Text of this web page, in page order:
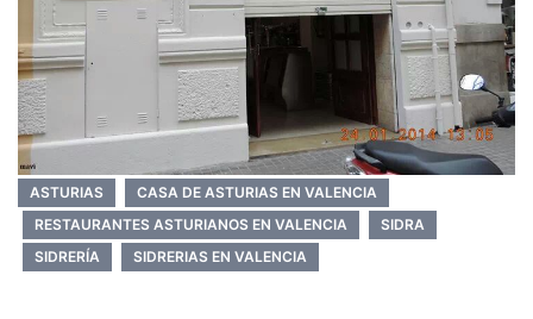
ASTURIAS
CASA DE ASTURIAS EN VALENCIA
RESTAURANTES ASTURIANOS EN VALENCIA
SIDRA
SIDRERÍA
SIDRERIAS EN VALENCIA